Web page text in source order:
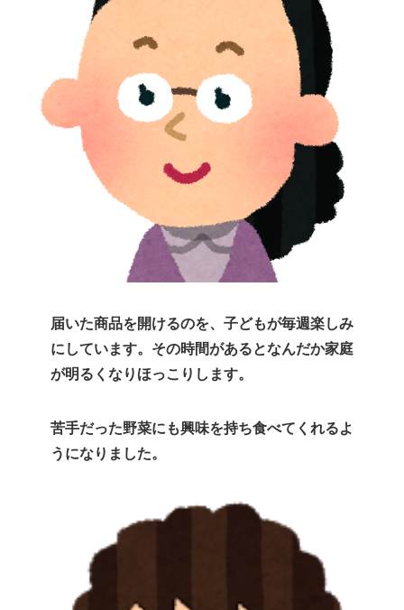
届いた商品を開けるのを、子どもが毎週楽しみ
にしています。その時間があるとなんだか家庭
が明るくなりほっこりします。
苦手だった野菜にも興味を持ち食べてくれるよ
うになりました。